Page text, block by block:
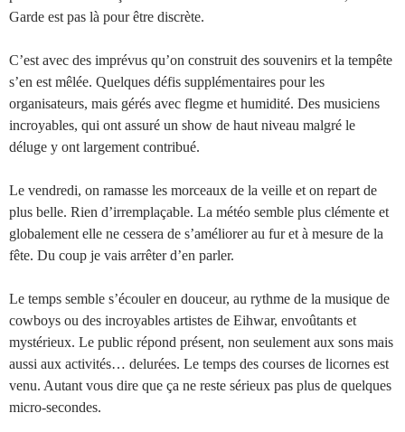
Garde est pas là pour être discrète.
C’est avec des imprévus qu’on construit des souvenirs et la tempête
s’en est mêlée. Quelques défis supplémentaires pour les
organisateurs, mais gérés avec flegme et humidité. Des musiciens
incroyables, qui ont assuré un show de haut niveau malgré le
déluge y ont largement contribué.
Le vendredi, on ramasse les morceaux de la veille et on repart de
plus belle. Rien d’irremplaçable. La météo semble plus clémente et
globalement elle ne cessera de s’améliorer au fur et à mesure de la
fête. Du coup je vais arrêter d’en parler.
Le temps semble s’écouler en douceur, au rythme de la musique de
cowboys ou des incroyables artistes de Eihwar, envoûtants et
mystérieux. Le public répond présent, non seulement aux sons mais
aussi aux activités… delurées. Le temps des courses de licornes est
venu. Autant vous dire que ça ne reste sérieux pas plus de quelques
micro-secondes.